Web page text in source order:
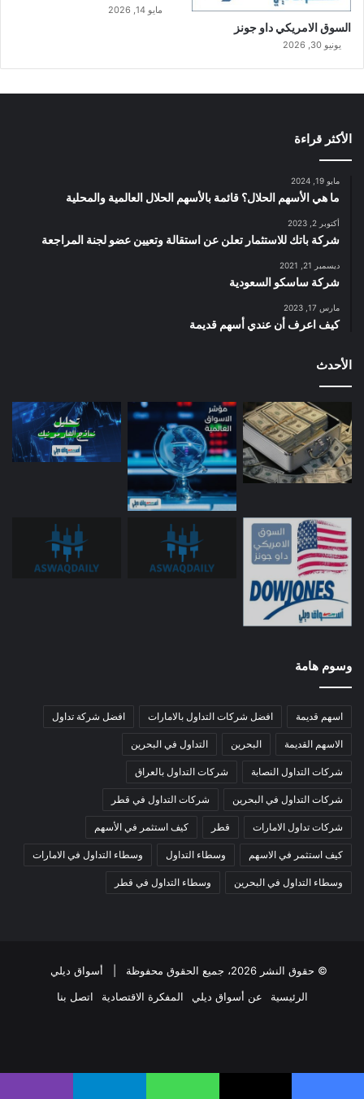
السوق الامريكي داو جونز
يونيو 30, 2026
مايو 14, 2026
الأكثر قراءة
مايو 19, 2024
ما هي الأسهم الحلال؟ قائمة بالأسهم الحلال العالمية والمحلية
أكتوبر 2, 2023
شركة باتك للاستثمار تعلن عن استقالة وتعيين عضو لجنة المراجعة
ديسمبر 21, 2021
شركة ساسكو السعودية
مارس 17, 2023
كيف اعرف أن عندي أسهم قديمة
الأحدث
وسوم هامة
اسهم قديمة افضل شركات التداول بالامارات افضل شركة تداول
الاسهم القديمة البحرين التداول في البحرين
شركات التداول النصابة شركات التداول بالعراق
شركات التداول في البحرين شركات التداول في قطر
شركات تداول الامارات قطر كيف استثمر في الأسهم
كيف استثمر في الاسهم وسطاء التداول وسطاء التداول في الامارات
وسطاء التداول في البحرين وسطاء التداول في قطر
© حقوق النشر 2026، جميع الحقوق محفوظة |
أسواق ديلي
الرئيسية
عن أسواق ديلي المفكرة الاقتصادية اتصل بنا